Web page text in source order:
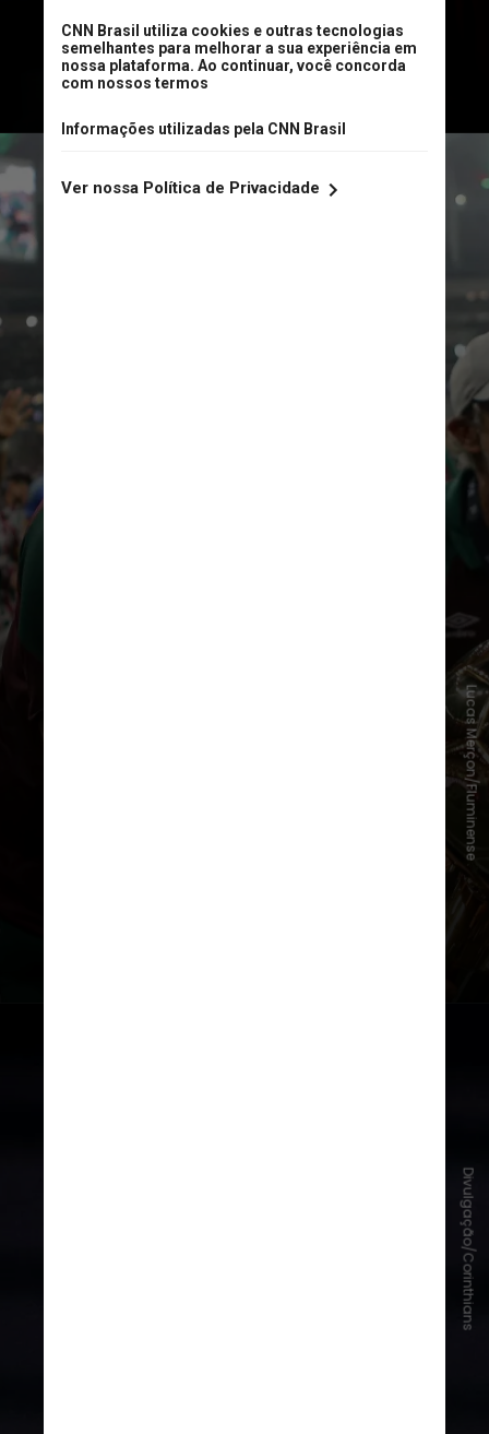
Lucas Merçon/Fluminense
Divulgação/Corinthians